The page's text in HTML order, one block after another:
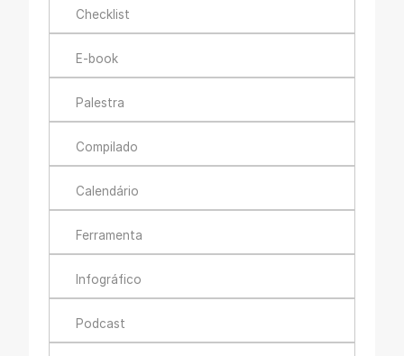
Checklist
E-book
Palestra
Compilado
Calendário
Ferramenta
Infográfico
Podcast